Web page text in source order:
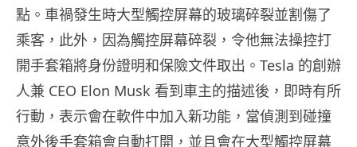
點。車禍發生時大型觸控屏幕的玻璃碎裂並割傷了
乘客，此外，因為觸控屏幕碎裂，令他無法操控打
開手套箱將身份證明和保險文件取出。Tesla 的創辦
人兼 CEO Elon Musk 看到車主的描述後，即時有所
行動，表示會在軟件中加入新功能，當偵測到碰撞
意外後手套箱會自動打開，並且會在大型觸控屏幕